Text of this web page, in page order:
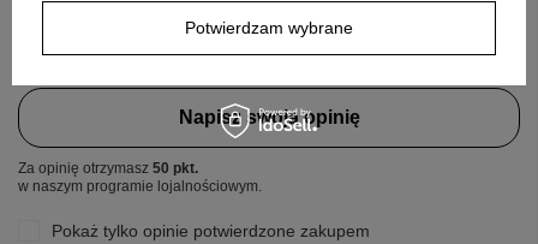
5.00
Liczba wystawionych opinii: 7
Napisz swoją opinię
Za opinię otrzymasz 50 pkt.
w naszym programie lojalnościowym.
Pokaż tylko opinie potwierdzone zakupem
Potwierdzam wybrane